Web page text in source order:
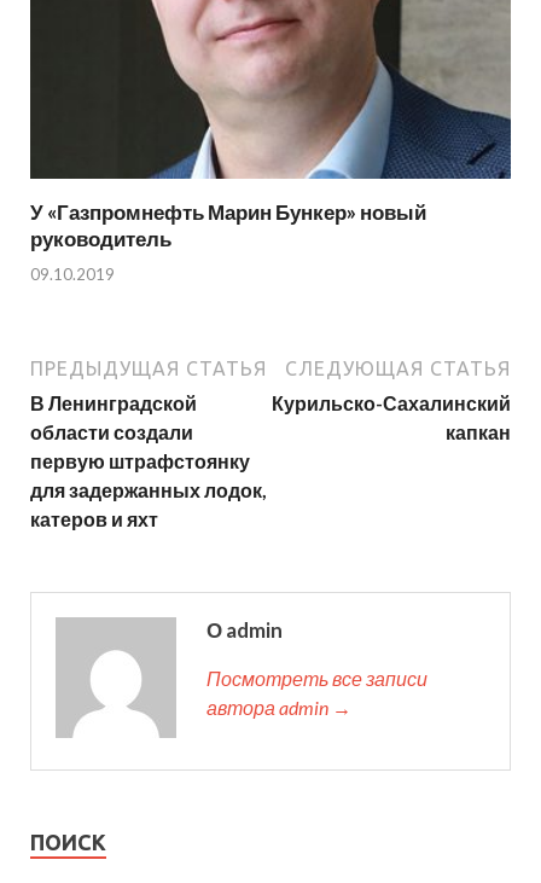
У «Газпромнефть Марин Бункер» новый
руководитель
09.10.2019
ПРЕДЫДУЩАЯ СТАТЬЯ
В Ленинградской
области создали
первую штрафстоянку
для задержанных лодок,
катеров и яхт
СЛЕДУЮЩАЯ СТАТЬЯ
Курильско-Сахалинский
капкан
О admin
Посмотреть все записи
автора admin →
ПОИСК